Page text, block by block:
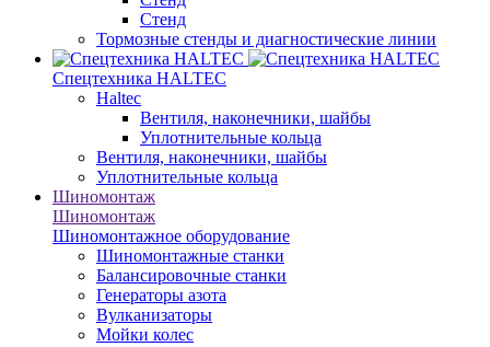
Стенд
Тормозные стенды и диагностические линии
Спецтехника HALTEC
Haltec
Вентиля, наконечники, шайбы
Уплотнительные кольца
Вентиля, наконечники, шайбы
Уплотнительные кольца
Шиномонтаж
Шиномонтаж
Шиномонтажное оборудование
Шиномонтажные станки
Балансировочные станки
Генераторы азота
Вулканизаторы
Мойки колес